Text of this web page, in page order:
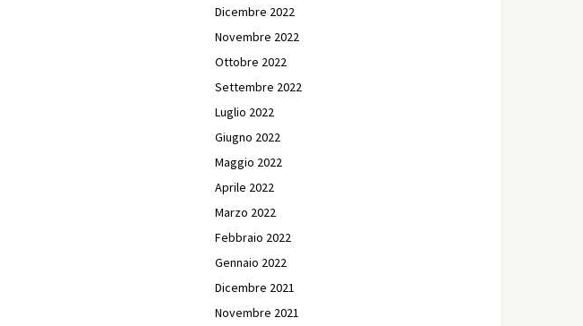
Dicembre 2022
Novembre 2022
Ottobre 2022
Settembre 2022
Luglio 2022
Giugno 2022
Maggio 2022
Aprile 2022
Marzo 2022
Febbraio 2022
Gennaio 2022
Dicembre 2021
Novembre 2021